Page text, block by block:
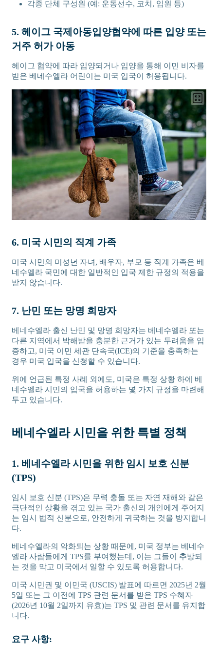
각종 단체 구성원 (예: 운동선수, 코치, 임원 등)
5. 헤이그 국제아동입양협약에 따른 입양 또는
거주 허가 아동
헤이그 협약에 따라 입양되거나 입양을 통해 이민 비자를
받은 베네수엘라 어린이는 미국 입국이 허용됩니다.
6. 미국 시민의 직계 가족
미국 시민의 미성년 자녀, 배우자, 부모 등 직계 가족은 베
네수엘라 국민에 대한 일반적인 입국 제한 규정의 적용을
받지 않습니다.
7. 난민 또는 망명 희망자
베네수엘라 출신 난민 및 망명 희망자는 베네수엘라 또는
다른 지역에서 박해받을 충분한 근거가 있는 두려움을 입
증하고, 미국 이민 세관 단속국(ICE)의 기준을 충족하는
경우 미국 입국을 신청할 수 있습니다.
위에 언급된 특정 사례 외에도, 미국은 특정 상황 하에 베
네수엘라 시민의 입국을 허용하는 몇 가지 규정을 마련해
두고 있습니다.
베네수엘라 시민을 위한 특별 정책
1. 베네수엘라 시민을 위한 임시 보호 신분
(TPS)
임시 보호 신분 (TPS)은 무력 충돌 또는 자연 재해와 같은
극단적인 상황을 겪고 있는 국가 출신의 개인에게 주어지
는 임시 법적 신분으로, 안전하게 귀국하는 것을 방지합니
다.
베네수엘라의 악화되는 상황 때문에, 미국 정부는 베네수
엘라 사람들에게 TPS를 부여했는데, 이는 그들이 추방되
는 것을 막고 미국에서 일할 수 있도록 허용합니다.
미국 시민권 및 이민국 (USCIS) 발표에 따르면 2025년 2월
5일 또는 그 이전에 TPS 관련 문서를 받은 TPS 수혜자
(2026년 10월 2일까지 유효)는 TPS 및 관련 문서를 유지합
니다.
요구 사항: